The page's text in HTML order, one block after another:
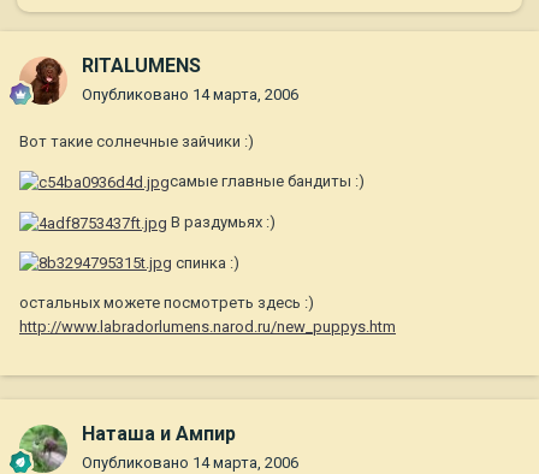
RITALUMENS
Опубликовано 14 марта, 2006
Вот такие солнечные зайчики :)
самые главные бандиты :)
В раздумьях :)
спинка :)
остальных можете посмотреть здесь :)
http://www.labradorlumens.narod.ru/new_puppys.htm
Наташа и Ампир
Опубликовано 14 марта, 2006